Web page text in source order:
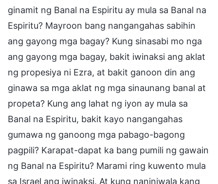
ginamit ng Banal na Espiritu ay mula sa Banal na
Espiritu? Mayroon bang nangangahas sabihin
ang gayong mga bagay? Kung sinasabi mo nga
ang gayong mga bagay, bakit iwinaksi ang aklat
ng propesiya ni Ezra, at bakit ganoon din ang
ginawa sa mga aklat ng mga sinaunang banal at
propeta? Kung ang lahat ng iyon ay mula sa
Banal na Espiritu, bakit kayo nangangahas
gumawa ng ganoong mga pabago-bagong
pagpili? Karapat-dapat ka bang pumili ng gawain
ng Banal na Espiritu? Marami ring kuwento mula
sa Israel ang iwinaksi. At kung naniniwala kang